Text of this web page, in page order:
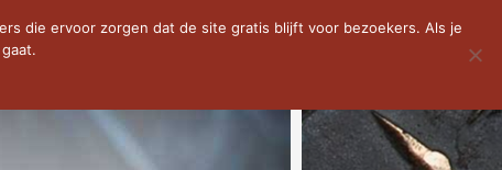
CD VAN DE WEEK: SLEEPING...
die ervoor zorgen dat de site gratis blijft voor bezoekers. Als je